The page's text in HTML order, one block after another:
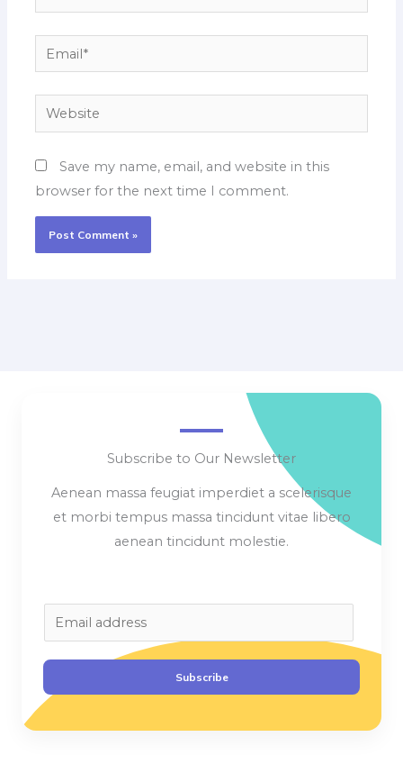
Email*
Website
Save my name, email, and website in this
browser for the next time I comment.
Subscribe to Our Newsletter
Aenean massa feugiat imperdiet a scelerisque
et morbi tempus massa tincidunt vitae libero
aenean tincidunt molestie.
m
a
i
*
Subscribe